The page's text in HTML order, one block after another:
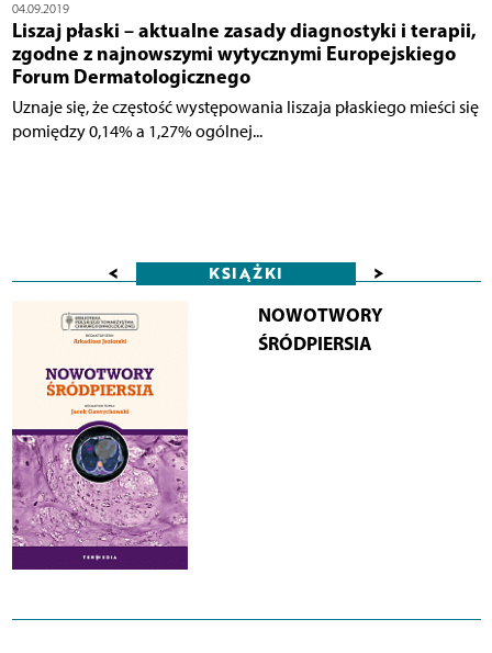
04.09.2019
Liszaj płaski – aktualne zasady diagnostyki i terapii,
zgodne z najnowszymi wytycznymi Europejskiego
Forum Dermatologicznego
Uznaje się, że częstość występowania liszaja płaskiego mieści się
pomiędzy 0,14% a 1,27% ogólnej...
< KSIĄŻKI >
NOWOTWORY
ŚRÓDPIERSIA